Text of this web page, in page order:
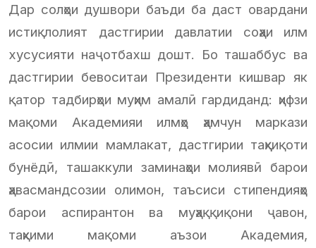
Дар солҳои душвори баъди ба даст овардани
истиқлолият дастгирии давлатии соҳаи илм
хусусияти наҷотбахш дошт. Бо ташаббус ва
дастгирии бевоситаи Президенти кишвар як
қатор тадбирҳои муҳим амалӣ гардиданд: ҳифзи
мақоми Академияи илмҳо ҳамчун маркази
асосии илмии мамлакат, дастгирии таҳқиқоти
бунёдӣ, ташаккули заминаҳои молиявӣ барои
ҳавасмандсозии олимон, таъсиси стипендияҳо
барои аспирантон ва муҳаққиқони ҷавон,
таҳкими мақоми аъзои Академия,